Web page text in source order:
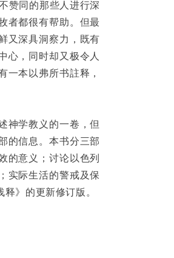
赞同的那些人进行深
者都很有帮助。但最
又深具洞察力，既有
心，同时却又极令人
一本以弗所书註释，
神学教义的一卷，但
的信息。本书分三部
的意义；讨论以色列
实际生活的警戒及保
》的更新修订版。